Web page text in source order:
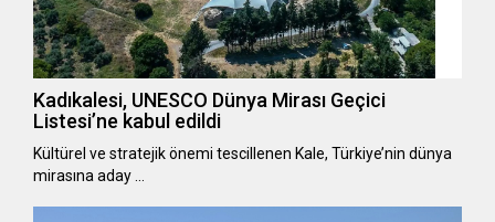
Kadıkalesi, UNESCO Dünya Mirası Geçici
Listesi’ne kabul edildi
Kültürel ve stratejik önemi tescillenen Kale, Türkiye’nin dünya
mirasına aday …